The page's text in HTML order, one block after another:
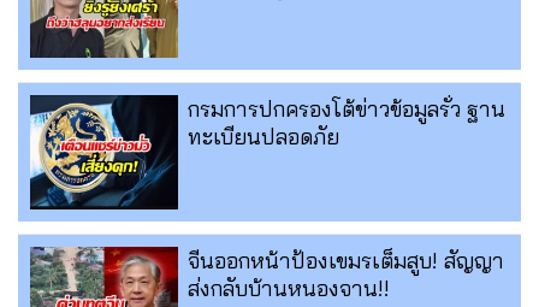
กรมการปกครองโต้ข่าวข้อมูลรั่ว ฐาน
ทะเบียนปลอดภัย
จีนออกหน้าป้องเขมรเต็มสูบ! สัญญา
ส่งกลับบ้านหนองจาน!!